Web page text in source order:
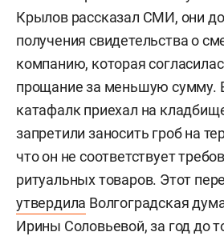
Крылов рассказал СМИ, они
получения свидетельства о
компанию, которая
прощание за меньшую сумму.
катафалк приехал на
запретили заносить гроб на
что он не соответствует
ритуальных товаров. Этот
утвердила Волгоградская
Ирины Соловьевой, за год до